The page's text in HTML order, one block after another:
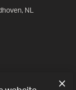
NL
en